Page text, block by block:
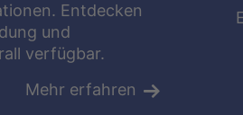
Entdecken
und
verfügbar.
Mehr erfahren